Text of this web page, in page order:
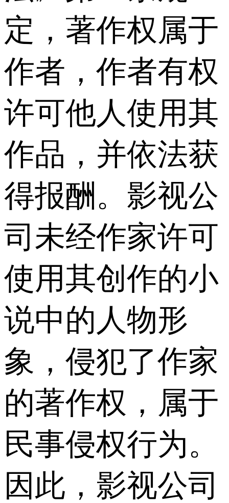
定，著作权属于
作者，作者有权
许可他人使用其
作品，并依法获
得报酬。影视公
司未经作家许可
使用其创作的小
说中的人物形
象，侵犯了作家
的著作权，属于
民事侵权行为。
因此，影视公司